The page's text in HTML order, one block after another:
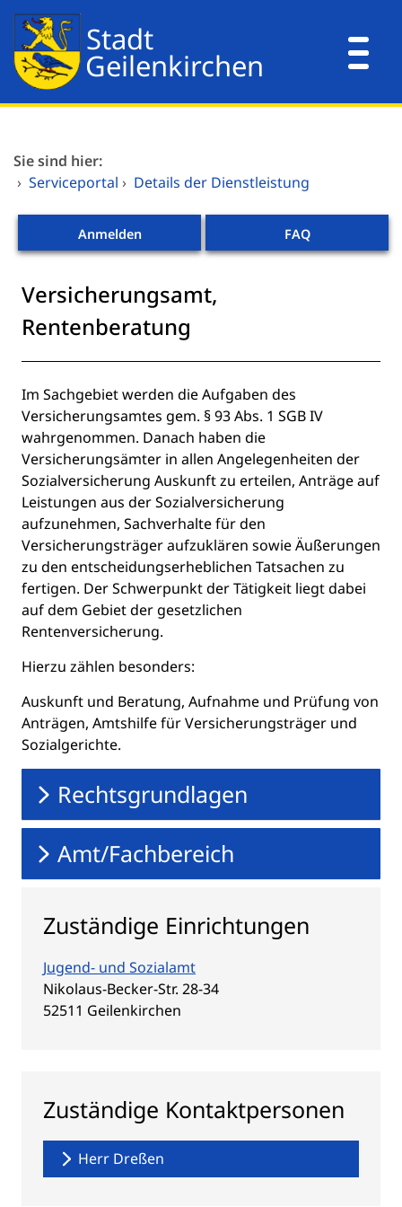
Zum Hauptinhalt springen
Zum Header
Zum Hauptinhalt
Zum Footer
Mitarbeitende A-Z
Verwaltungsorganisation
Sie sind hier:
› Serviceportal › Details der Dienstleistung
FAQ
Anmelden
Versicherungsamt,
Rentenberatung
Beschreibung
Im Sachgebiet werden die Aufgaben des
Versicherungsamtes gem. § 93 Abs. 1 SGB IV
wahrgenommen. Danach haben die
Versicherungsämter in allen Angelegenheiten der
Sozialversicherung Auskunft zu erteilen, Anträge auf
Leistungen aus der Sozialversicherung
aufzunehmen, Sachverhalte für den
Versicherungsträger aufzuklären sowie Äußerungen
zu den entscheidungserheblichen Tatsachen zu
fertigen. Der Schwerpunkt der Tätigkeit liegt dabei
auf dem Gebiet der gesetzlichen
Rentenversicherung.
Hierzu zählen besonders:
Auskunft und Beratung, Aufnahme und Prüfung von
Anträgen, Amtshilfe für Versicherungsträger und
Sozialgerichte.
Rechtsgrundlagen
Amt/Fachbereich
Zuständige Einrichtungen
Jugend- und Sozialamt
Straße:
Nikolaus-Becker-Str. Hausnummer:
28-34
PLZ:
52511 Ort:
Geilenkirchen
Zuständige Kontaktpersonen
Herr Dreßen